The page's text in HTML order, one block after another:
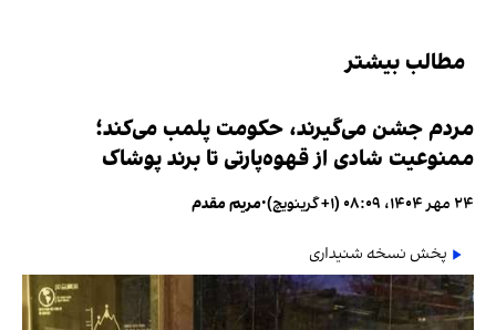
مطالب بیشتر
مردم جشن می‌گیرند، حکومت پلمب می‌کند؛
ممنوعیت شادی از قهوه‌پارتی تا برند پوشاک
۲۴ مهر ۱۴۰۴، ۰۸:۰۹ (‎+۱ گرینویچ) •مریم مقدم
پخش نسخه شنیداری